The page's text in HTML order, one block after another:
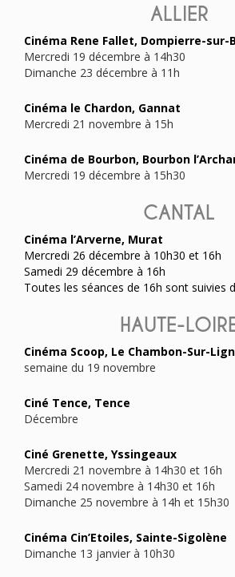
ALLIER
Cinéma Rene Fallet, Dompierre-sur-
Mercredi 19 décembre à 14h30
Dimanche 23 décembre à 11h
Cinéma le Chardon, Gannat
Mercredi 21 novembre à 15h
Cinéma de Bourbon, Bourbon
Mercredi 19 décembre à 15h30
CANTAL
Cinéma l’Arverne, Murat
Mercredi 26 décembre à 10h30 et 16h
Samedi 29 décembre à 16h
Toutes les séances de 16h sont suivies
HAUTE-
Cinéma Scoop, Le Chambon-Sur-
semaine du 19 novembre
Ciné Tence, Tence
Décembre
Ciné Grenette, Yssingeaux
Mercredi 21 novembre à 14h30 et 16h
Samedi 24 novembre à 14h30 et 16h
Dimanche 25 novembre à 14h et 15h30
Cinéma Cin’Etoiles, Sainte-Sigolène
Dimanche 13 janvier à 10h30